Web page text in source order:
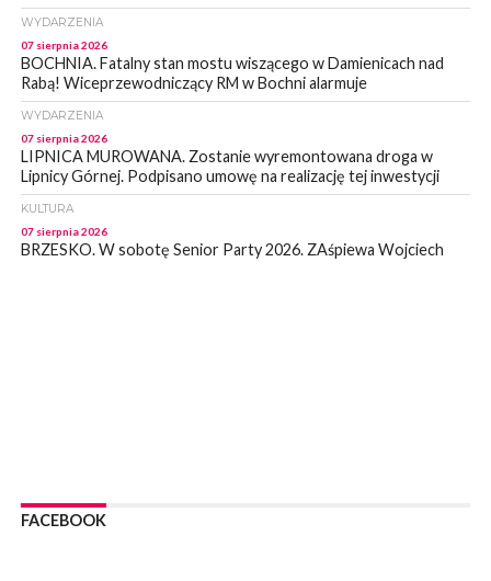
WYDARZENIA
07 sierpnia 2026
BOCHNIA. Fatalny stan mostu wiszącego w Damienicach nad
Rabą! Wiceprzewodniczący RM w Bochni alarmuje
WYDARZENIA
07 sierpnia 2026
LIPNICA MUROWANA. Zostanie wyremontowana droga w
Lipnicy Górnej. Podpisano umowę na realizację tej inwestycji
KULTURA
07 sierpnia 2026
BRZESKO. W sobotę Senior Party 2026. ZAśpiewa Wojciech
BOCHNIA. Podpisano umowę na wykonanie dokumentacji
projektowej przebudowy ulicy Dołuszyckiej
FACEBOOK